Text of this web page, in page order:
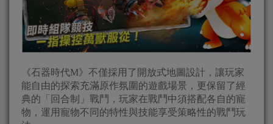
《石器時代M》不僅採用了開放式地圖設計，讓玩家
能自由的探索充滿原作氛圍的遊戲場景，更保留了經
典的「回合制」戰鬥，玩家在戰鬥中須搭配各自的寵
物，運用寵物不同的特性與技能享受策略性的戰鬥玩